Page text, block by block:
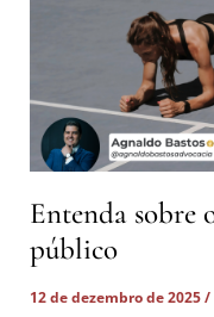
Entenda sobre
público
12 de dezembro de 2025